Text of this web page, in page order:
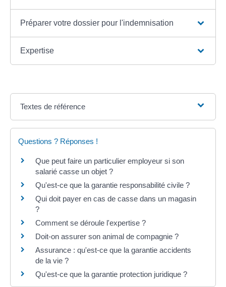
Préparer votre dossier pour l'indemnisation
Expertise
Textes de référence
Questions ? Réponses !
Que peut faire un particulier employeur si son
salarié casse un objet ?
Qu'est-ce que la garantie responsabilité civile ?
Qui doit payer en cas de casse dans un magasin
?
Comment se déroule l'expertise ?
Doit-on assurer son animal de compagnie ?
Assurance : qu'est-ce que la garantie accidents
de la vie ?
Qu'est-ce que la garantie protection juridique ?